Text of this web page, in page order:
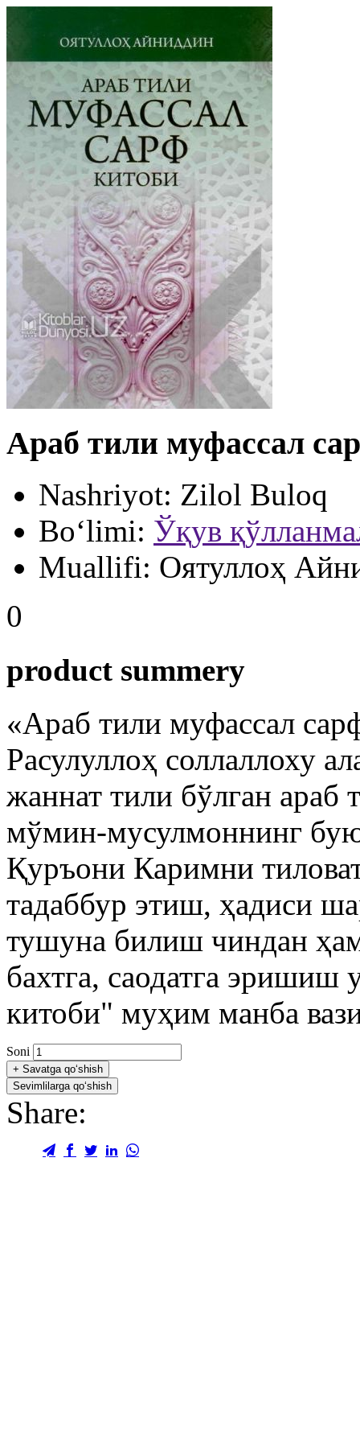
Араб тили муфассал
Nashriyot: Zilol Buloq
Bo‘limi: Ўқув
Muallifi: Оятуллоҳ
0
product summery
«Араб тили муфассал
Расулуллоҳ соллаллоху
жаннат тили бўлган
мўмин-мусулмоннинг
Қуръони Каримни
тадаббур этиш, ҳадиси
тушуна билиш чиндан
бахтга, саодатга
китоби" муҳим манба
Soni
+ Savatga qo‘shish
Sevimlilarga qo‘shish
Share: